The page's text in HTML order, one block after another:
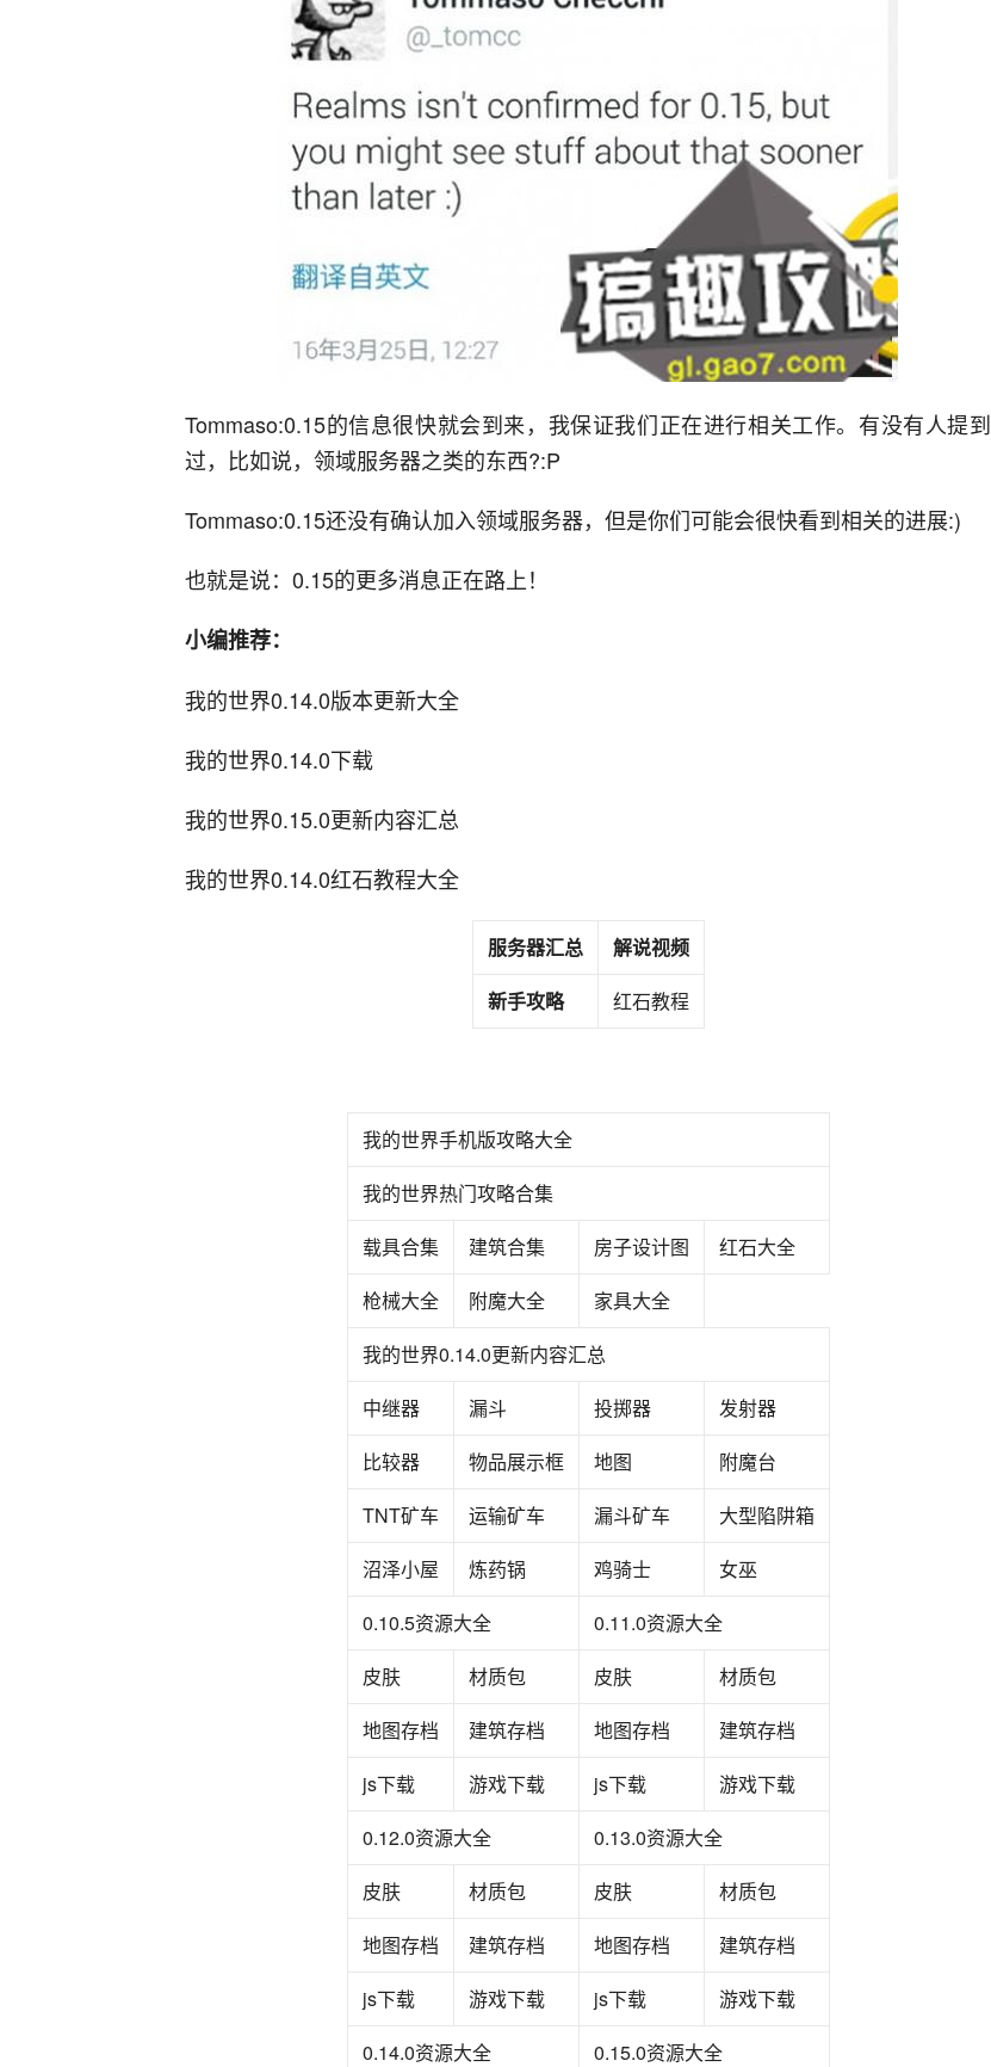
Tommaso:0.15的信息很快就会到来，我保证我们正在进行相关工作。有没有人提到
过，比如说，领域服务器之类的东西?:P
Tommaso:0.15还没有确认加入领域服务器，但是你们可能会很快看到相关的进展:)
也就是说：0.15的更多消息正在路上！
小编推荐：
我的世界0.14.0版本更新大全
我的世界0.14.0下载
我的世界0.15.0更新内容汇总
我的世界0.14.0红石教程大全
服务器汇总
解说视频
新手攻略
红石教程
我的世界手机版攻略大全
我的世界热门攻略合集
载具合集
建筑合集 房子设计图
红石大全
枪械大全
附魔大全
家具大全
我的世界0.14.0更新内容汇总
中继器
漏斗 投掷器
发射器
比较器
物品展示框 地图
附魔台
TNT矿车
运输矿车 漏斗矿车
大型陷阱箱
沼泽小屋
炼药锅 鸡骑士
女巫
0.10.5资源大全
0.11.0资源大全
皮肤
材质包 皮肤
材质包
地图存档
建筑存档 地图存档
建筑存档
js下载
游戏下载 js下载
游戏下载
0.12.0资源大全
0.13.0资源大全
皮肤
材质包 皮肤
材质包
地图存档
建筑存档 地图存档
建筑存档
js下载
游戏下载 js下载
游戏下载
0.14.0资源大全
0.15.0资源大全